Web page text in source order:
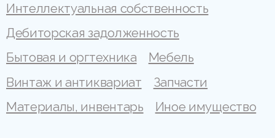
Интеллектуальная собственность
Дебиторская задолженность
Бытовая и оргтехника
Мебель
Винтаж и антиквариат
Запчасти
Материалы, инвентарь
Иное имущество